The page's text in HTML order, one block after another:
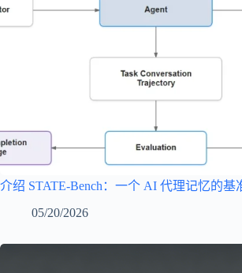
介绍 STATE-Bench：一个 AI 代理记忆的基
05/20/2026